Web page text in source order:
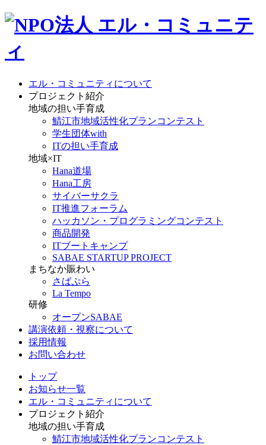
エル・コミュニティについて
プロジェクト紹介
地域の担い手育成
鯖江市地域活性化プランコンテスト
学生団体with
ITの担い手育成
地域×IT
Hana道場
Hana工房
サイバーサクラ
IT推進フォーラム
ハッカソン・プログラミングコンテスト
商品開発
ITブートキャンプ
SABAE STARTUP PROJECT
まちなか賑わい
さばぷら
La Tempo
研修
オープンSABAE
講演依頼・視察について
採用情報
お問い合わせ
トップ
お知らせ一覧
エル・コミュニティについて
プロジェクト紹介
地域の担い手育成
鯖江市地域活性化プランコンテスト